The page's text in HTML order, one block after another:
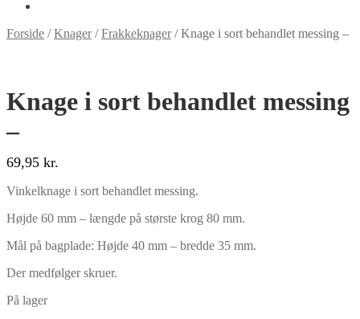
Forside /Knager/Frakkeknager/Knage i sort behandlet messing –
Knage i sort behandlet messing
–
69,95 kr.
Vinkelknage i sort behandlet messing.
Højde 60 mm – længde på største krog 80 mm.
Mål på bagplade: Højde 40 mm – bredde 35 mm.
Der medfølger skruer.
På lager